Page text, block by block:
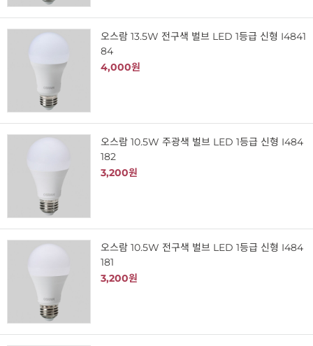
오스람 13.5W 전구색 벌브 LED 1등급 신형 I4841
84
4,000원
오스람 10.5W 주광색 벌브 LED 1등급 신형 I484
182
3,200원
오스람 10.5W 전구색 벌브 LED 1등급 신형 I484
181
3,200원